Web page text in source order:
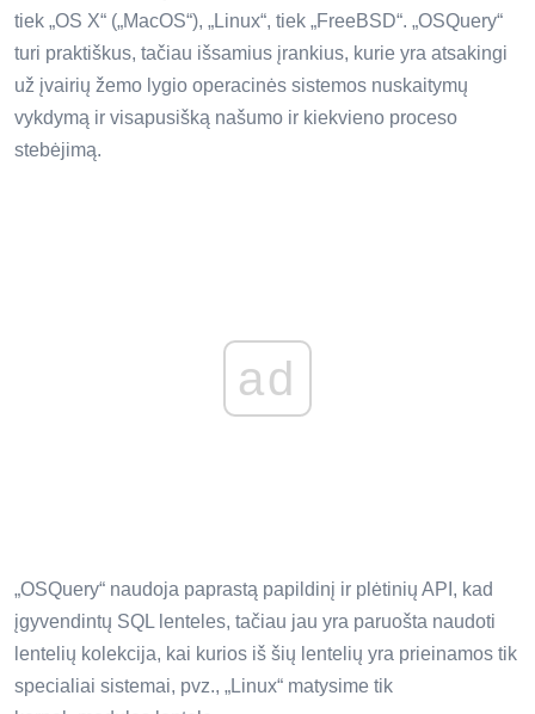
tiek „OS X“ („MacOS“), „Linux“, tiek „FreeBSD“. „OSQuery“
turi praktiškus, tačiau išsamius įrankius, kurie yra atsakingi
už įvairių žemo lygio operacinės sistemos nuskaitymų
vykdymą ir visapusišką našumo ir kiekvieno proceso
stebėjimą.
ad
„OSQuery“ naudoja paprastą papildinį ir plėtinių API, kad
įgyvendintų SQL lenteles, tačiau jau yra paruošta naudoti
lentelių kolekcija, kai kurios iš šių lentelių yra prieinamos tik
specialiai sistemai, pvz., „Linux“ matysime tik